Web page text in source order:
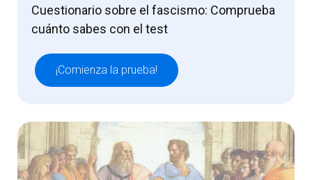
Cuestionario sobre el fascismo: Comprueba
cuánto sabes con el test
¡Comienza la prueba!